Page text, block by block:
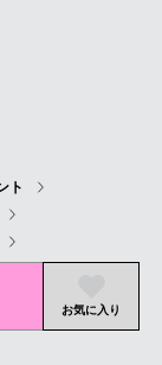
お気に入り
ト